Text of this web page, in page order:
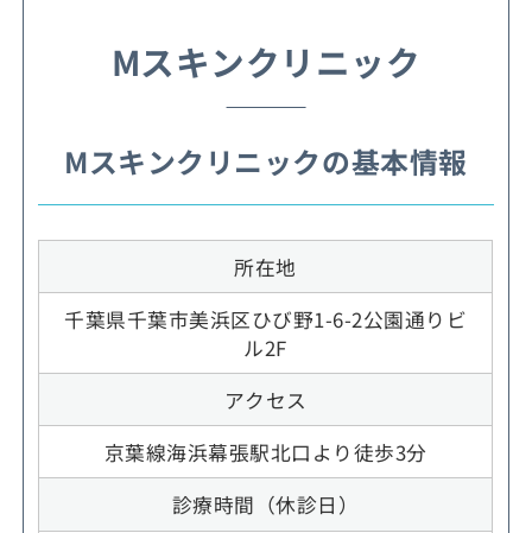
Mスキンクリニック
Mスキンクリニックの基本情報
所在地
千葉県千葉市美浜区ひび野1-6-2公園通りビ
ル2F
アクセス
京葉線海浜幕張駅北口より徒歩3分
診療時間（休診日）